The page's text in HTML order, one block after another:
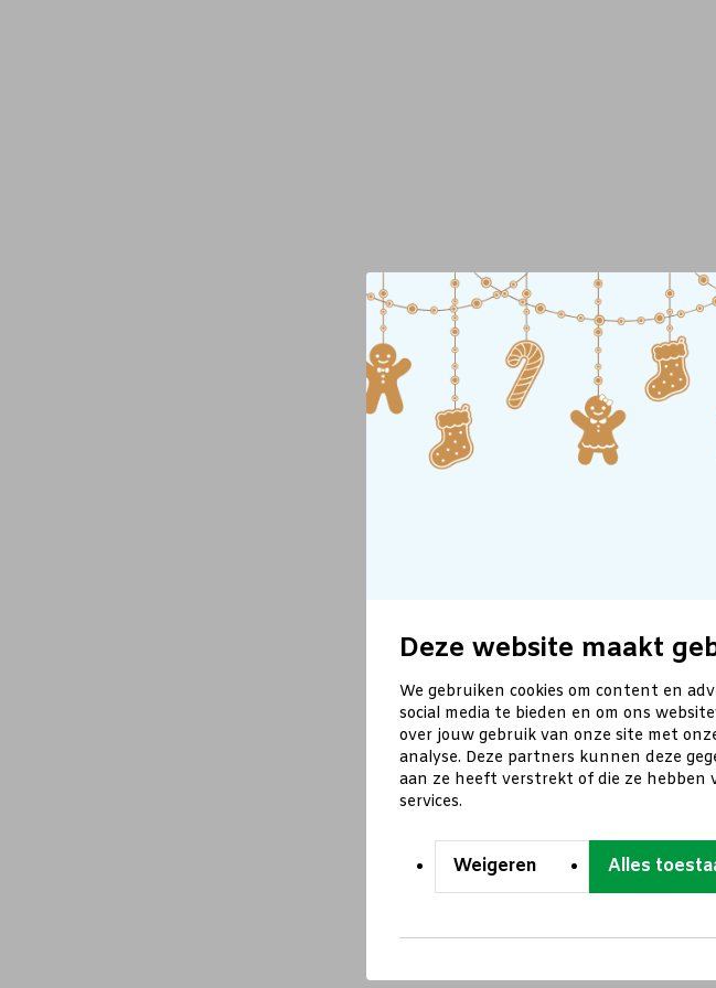
Deze website maakt
We gebruiken cookies om content en
social media te bieden en om ons
over jouw gebruik van onze site met
analyse. Deze partners kunnen deze
aan ze heeft verstrekt of die ze hebben
services.
Weigeren Alles